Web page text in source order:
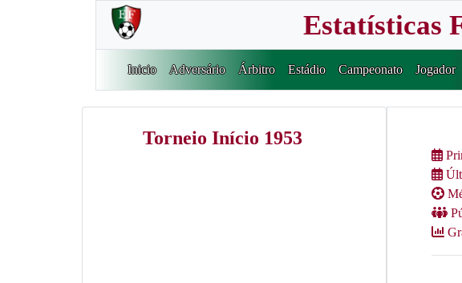
Estatísticas
Inicio Adversário Árbitro Estádio Campeonato Jogador
Torneio Início 1953